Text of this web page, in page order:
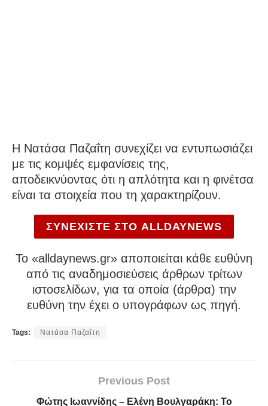
Η Νατάσα Παζαΐτη συνεχίζει να εντυπωσιάζει
με τις κομψές εμφανίσεις της,
αποδεικνύοντας ότι η απλότητα και η φινέτσα
είναι τα στοιχεία που τη χαρακτηρίζουν.
ΣΥΝΕΧΙΣΤΕ ΣΤΟ ALLDAYNEWS
To «alldaynews.gr» αποποιείται κάθε ευθύνη
από τις αναδημοσιεύσεις άρθρων τρίτων
ιστοσελίδων, για τα οποία (άρθρα) την
ευθύνη την έχει ο υπογράφων ως πηγή.
Tags: Νατάσα Παζαΐτη
Previous Post
Φώτης Ιωαννίδης – Ελένη Βουλγαράκη: Το